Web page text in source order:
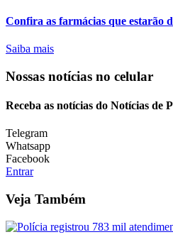
Confira as farmácias que estarão
Saiba mais
Nossas notícias no celular
Receba as notícias do Notícias de
Telegram
Whatsapp
Facebook
Entrar
Veja Também